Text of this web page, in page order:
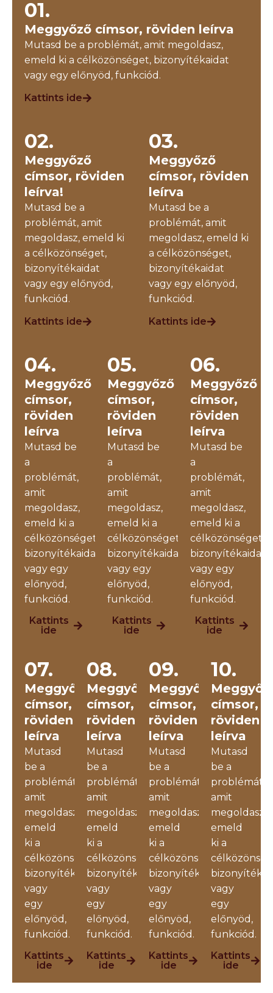
01.
Meggyőző címsor, röviden leírva
Mutasd be a problémát, amit megoldasz,
emeld ki a célközönséget, bizonyítékaidat
vagy egy előnyöd, funkciód.
Kattints ide
02.
Meggyőző
címsor, röviden
leírva!
Mutasd be a
problémát, amit
megoldasz, emeld ki
a célközönséget,
bizonyítékaidat
vagy egy előnyöd,
funkciód.
Kattints ide
03.
Meggyőző
címsor, röviden
leírva
Mutasd be a
problémát, amit
megoldasz, emeld ki
a célközönséget,
bizonyítékaidat
vagy egy előnyöd,
funkciód.
Kattints ide
04.
Meggyőző
címsor,
röviden
leírva
Mutasd be
a
problémát,
amit
megoldasz,
emeld ki a
célközönséget,
bizonyítékaidat
vagy egy
előnyöd,
funkciód.
Kattints
ide
05.
Meggyőző
címsor,
röviden
leírva
Mutasd be
a
problémát,
amit
megoldasz,
emeld ki a
célközönséget,
bizonyítékaidat
vagy egy
előnyöd,
funkciód.
Kattints
ide
06.
Meggyőző
címsor,
röviden
leírva
Mutasd be
a
problémát,
amit
megoldasz,
emeld ki a
célközönséget,
bizonyítékaidat
vagy egy
előnyöd,
funkciód.
Kattints
ide
07.
Meggyőző
címsor,
röviden
leírva
Mutasd
be a
problémát,
amit
megoldasz,
emeld
ki a
célközönséget,
bizonyítékaidat
vagy
egy
előnyöd,
funkciód.
Kattints
ide
08.
Meggyőző
címsor,
röviden
leírva
Mutasd
be a
problémát,
amit
megoldasz,
emeld
ki a
célközönséget,
bizonyítékaidat
vagy
egy
előnyöd,
funkciód.
Kattints
ide
09.
Meggyőző
címsor,
röviden
leírva
Mutasd
be a
problémát,
amit
megoldasz,
emeld
ki a
célközönséget,
bizonyítékaidat
vagy
egy
előnyöd,
funkciód.
Kattints
ide
10.
címsor,
röviden
leírva
Mutasd
be a
problémát,
amit
megoldasz,
emeld
ki a
vagy
egy
előnyöd,
funkciód.
Kattints
ide